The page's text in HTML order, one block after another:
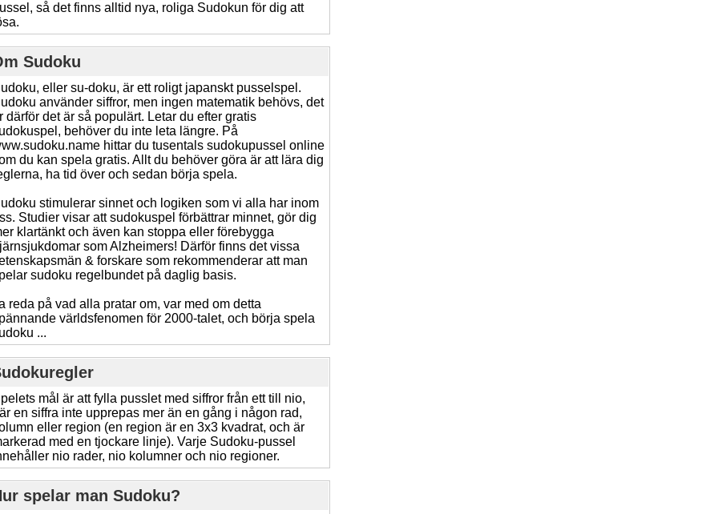
så det finns alltid nya, roliga Sudokun för dig att
Sudoku
eller su-doku, är ett roligt japanskt pusselspel.
använder siffror, men ingen matematik behövs, det
därför det är så populärt. Letar du efter gratis
behöver du inte leta längre. På
hittar du tusentals sudokupussel online
du kan spela gratis. Allt du behöver göra är att lära dig
ha tid över och sedan börja spela.
stimulerar sinnet och logiken som vi alla har inom
Studier visar att sudokuspel förbättrar minnet, gör dig
klartänkt och även kan stoppa eller förebygga
som Alzheimers! Därför finns det vissa
& forskare som rekommenderar att man
sudoku regelbundet på daglig basis.
reda på vad alla pratar om, var med om detta
världsfenomen för 2000-talet, och börja spela
...
mål är att fylla pusslet med siffror från ett till nio,
en siffra inte upprepas mer än en gång i någon rad,
eller region (en region är en 3x3 kvadrat, och är
med en tjockare linje). Varje Sudoku-pussel
nio rader, nio kolumner och nio regioner.
spelar man Sudoku?